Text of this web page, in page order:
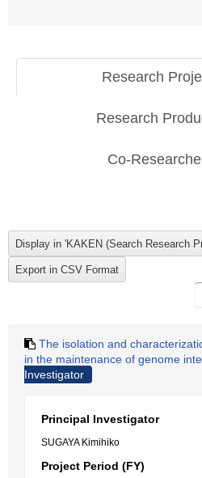
Research
Research
Co-
The isolation and
in the maintenance of genome
Investigator
Principal Investigator
SUGAYA Kimihiko
Project Period (FY)